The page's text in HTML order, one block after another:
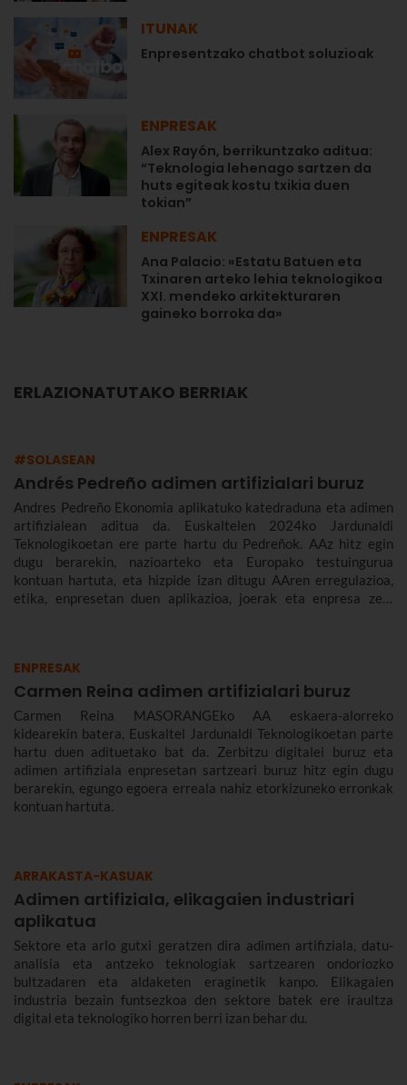
ITUNAK
Enpresentzako chatbot soluzioak
ENPRESAK
Alex Rayón, berrikuntzako aditua:
“Teknologia lehenago sartzen da
huts egiteak kostu txikia duen
tokian”
ENPRESAK
Ana Palacio: «Estatu Batuen eta
Txinaren arteko lehia teknologikoa
XXI. mendeko arkitekturaren
gaineko borroka da»
ERLAZIONATUTAKO BERRIAK
#SOLASEAN
Andrés Pedreño adimen artifizialari buruz
Andres Pedreño Ekonomia aplikatuko katedraduna eta adimen
artifizialean aditua da. Euskaltelen 2024ko Jardunaldi
Teknologikoetan ere parte hartu du Pedreñok. AAz hitz egin
dugu berarekin, nazioarteko eta Europako testuingurua
kontuan hartuta, eta hizpide izan ditugu AAren erregulazioa,
etika, enpresetan duen aplikazioa, joerak eta enpresa zein
ENPRESAK
Carmen Reina adimen artifizialari buruz
Carmen Reina MASORANGEko AA eskaera-alorreko
kidearekin batera, Euskaltel Jardunaldi Teknologikoetan parte
hartu duen adituetako bat da. Zerbitzu digitalei buruz eta
adimen artifiziala enpresetan sartzeari buruz hitz egin dugu
berarekin, egungo egoera erreala nahiz etorkizuneko erronkak
kontuan hartuta.
ARRAKASTA-KASUAK
Adimen artifiziala, elikagaien industriari
aplikatua
Sektore eta arlo gutxi geratzen dira adimen artifiziala, datu-
analisia eta antzeko teknologiak sartzearen ondoriozko
bultzadaren eta aldaketen eraginetik kanpo. Elikagaien
industria bezain funtsezkoa den sektore batek ere iraultza
digital eta teknologiko horren berri izan behar du.